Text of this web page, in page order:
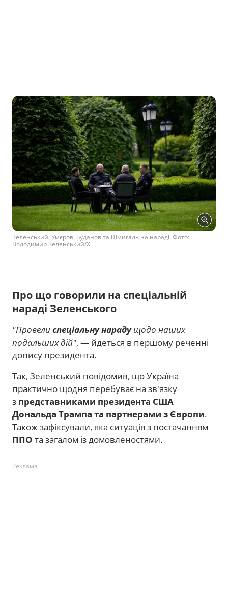
Зеленський, Умєров, Буданов та Шмигаль на нараді. Фото:
Володимир Зеленський/Х
Про що говорили на спеціальній
нараді Зеленського
"Провелиспеціальну нарадущодо наших
подальших дій", — йдеться в першому реченні
допису президента.
Так, Зеленський повідомив, що Україна
практично щодня перебуває на зв'язку
з представниками президента США
Дональда Трампа та партнерами з Європи.
Також зафіксували, яка ситуація з постачанням
ППО та загалом із домовленостями.
Реклама